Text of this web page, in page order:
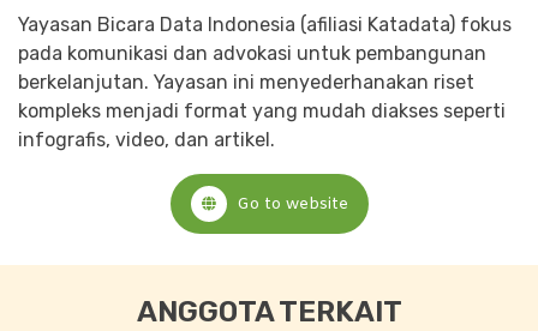
Yayasan Bicara Data Indonesia (afiliasi Katadata) fokus
pada komunikasi dan advokasi untuk pembangunan
berkelanjutan. Yayasan ini menyederhanakan riset
kompleks menjadi format yang mudah diakses seperti
infografis, video, dan artikel.
Go to website
ANGGOTA TERKAIT